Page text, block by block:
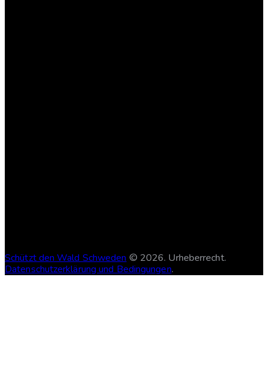
Schützt den Wald Schweden © 2026. Urheberrecht.
Datenschutzerklärung und Bedingungen.